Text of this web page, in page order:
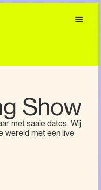
Show
met saaie dates. Wij
wereld met een live